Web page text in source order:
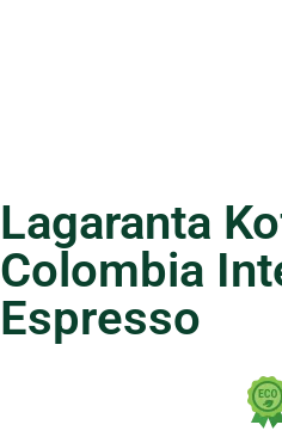
Lagaranta
Colombia
Espresso